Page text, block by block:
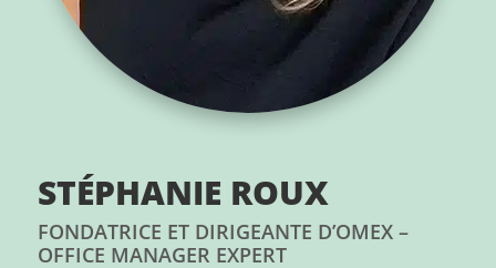
STÉPHANIE ROUX
FONDATRICE ET DIRIGEANTE D’OMEX –
OFFICE MANAGER EXPERT